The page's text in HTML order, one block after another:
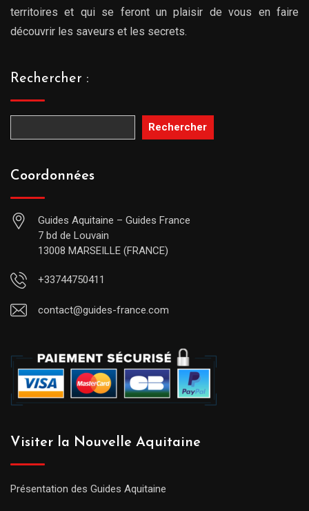
territoires et qui se feront un plaisir de vous en faire
découvrir les saveurs et les secrets.
Rechercher :
Rechercher
Coordonnées
Guides Aquitaine – Guides France
7 bd de Louvain
13008 MARSEILLE (FRANCE)
+33744750411
contact@guides-france.com
Visiter la Nouvelle Aquitaine
Présentation des Guides Aquitaine